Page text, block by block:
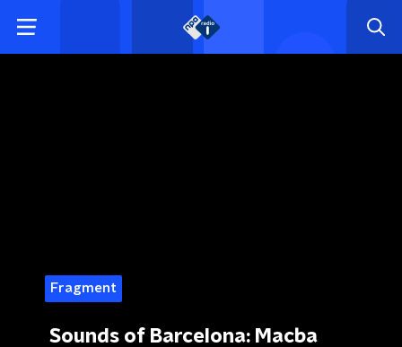
Fragment
Sounds of Barcelona: Macba